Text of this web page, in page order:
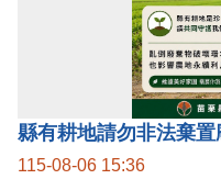
縣有耕地請勿非法棄
115-08-06 15:36